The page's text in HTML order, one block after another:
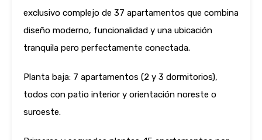
exclusivo complejo de 37 apartamentos que combina
diseño moderno, funcionalidad y una ubicación
tranquila pero perfectamente conectada.
Planta baja: 7 apartamentos (2 y 3 dormitorios),
todos con patio interior y orientación noreste o
suroeste.